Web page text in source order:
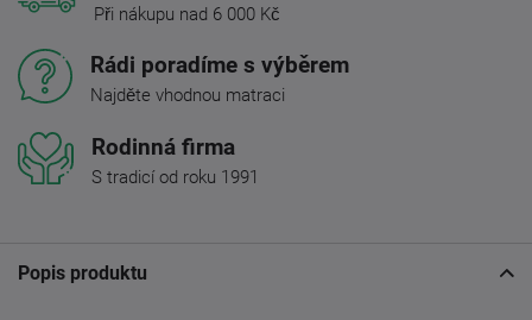
Při nákupu nad 6 000 Kč
Rádi poradíme s výběrem
Najděte vhodnou matraci
Rodinná firma
S tradicí od roku 1991
Popis produktu